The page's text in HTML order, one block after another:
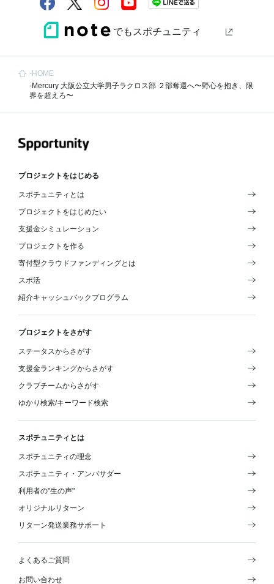
でもスポチュニティ
HOME
Mercury 大阪公立大学男子ラクロス部 ２部奪還へ〜野心を抱き、限
界を超えろ〜
プロジェクトをはじめる
スポチュニティとは
プロジェクトをはじめたい
支援金シミュレーション
プロジェクトを作る
寄付型クラウドファンディングとは
スポ活
紹介キャッシュバックプログラム
プロジェクトをさがす
ステータスからさがす
支援金ランキングからさがす
クラブチームからさがす
ゆかり検索/キーワード検索
スポチュニティとは
スポチュニティの理念
スポチュニティ・アンバサダー
利用者の"生の声"
オリジナルリターン
リターン発送業務サポート
よくあるご質問
お問い合わせ